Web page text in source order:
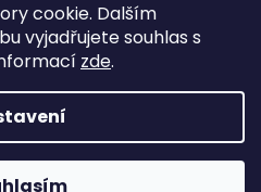
cookie. Dalším
vyjadřujete souhlas s
zde.
. Všechna práva vyhrazena.